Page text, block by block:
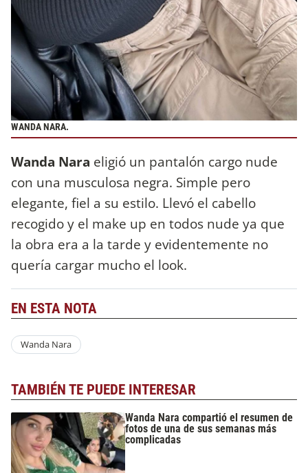
WANDA NARA.
Wanda Nara eligió un pantalón cargo nude
con una musculosa negra. Simple pero
elegante, fiel a su estilo. Llevó el cabello
recogido y el make up en todos nude ya que
la obra era a la tarde y evidentemente no
quería cargar mucho el look.
EN ESTA NOTA
Wanda Nara
TAMBIÉN TE PUEDE INTERESAR
Wanda Nara compartió el resumen de
fotos de una de sus semanas más
complicadas